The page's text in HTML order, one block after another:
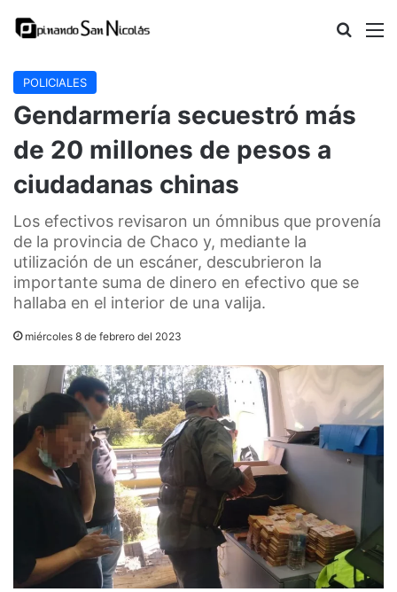
Buscar
POLICIALES
Gendarmería secuestró más
de 20 millones de pesos a
ciudadanas chinas
Los efectivos revisaron un ómnibus que provenía
de la provincia de Chaco y, mediante la
utilización de un escáner, descubrieron la
importante suma de dinero en efectivo que se
hallaba en el interior de una valija.
miércoles 8 de febrero del 2023